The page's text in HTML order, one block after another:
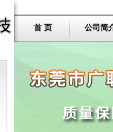
首 页 公司简